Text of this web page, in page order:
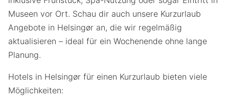
Museen vor Ort. Schau dir auch unsere Kurzurlaub
Angebote in Helsingør an, die wir regelmäßig
aktualisieren – ideal für ein Wochenende ohne lange
Planung.
Hotels in Helsingør für einen Kurzurlaub bieten viele
Möglichkeiten: